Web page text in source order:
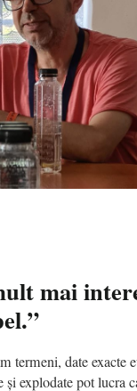
mai
termeni, date exacte
explodate pot lucra